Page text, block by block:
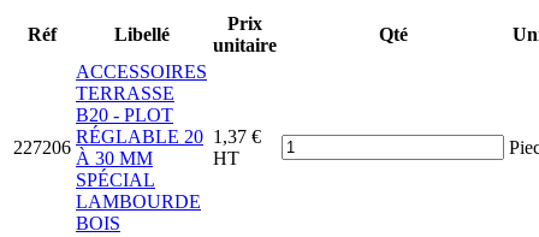
Réf Libellé
Prix
unitaire
Qté
227206
ACCESSOIRES
TERRASSE
B20 - PLOT
RÉGLABLE 20
À 30 MM
SPÉCIAL
LAMBOURDE
BOIS
1,37 €
HT